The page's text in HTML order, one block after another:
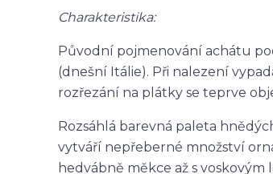
Charakteristika:
Původní pojmenování achátu
(dnešní Itálie). Při nalezení
rozřezání na plátky se teprve
Rozsáhlá barevná paleta
vytváří nepřeberné množství
hedvábně měkce až s voskovým